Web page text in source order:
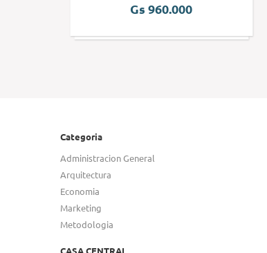
Gs 960.000
Categoria
Administracion General
Arquitectura
Economia
Marketing
Metodologia
CASA CENTRAL